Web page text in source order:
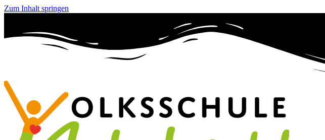
Zum Inhalt springen